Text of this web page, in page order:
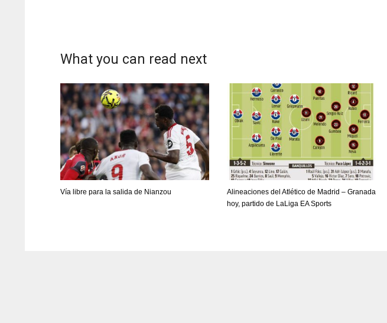
26 26 20
What you can read next
Vía libre para la salida de Nianzou
Alineaciones del Atlético de Madrid – Granada
hoy, partido de LaLiga EA Sports